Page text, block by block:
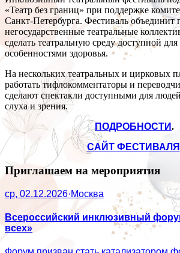
«Театр без границ» при поддержке
Санкт-Петербурга. Фестиваль объединит
негосударственные театральные
сделать театральную среду доступной
особенностями здоровья.
На нескольких театральных и цирковых
работать тифлокомментаторы и
сделают спектакли доступными для
слуха и зрения.
ПОДРОБНОСТИ.
САЙТ ФЕСТИВАЛЯ
Приглашаем на мероприятия
ср, 02.12.2026·Москва
Всероссийский инклюзивный
всех»